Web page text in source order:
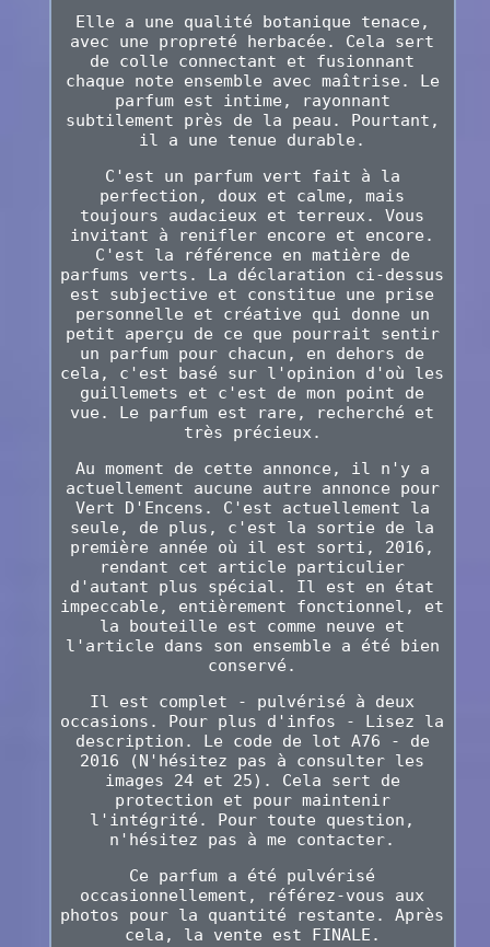
Elle a une qualité botanique tenace,
avec une propreté herbacée. Cela sert
de colle connectant et fusionnant
chaque note ensemble avec maîtrise. Le
parfum est intime, rayonnant
subtilement près de la peau. Pourtant,
il a une tenue durable.
C'est un parfum vert fait à la
perfection, doux et calme, mais
toujours audacieux et terreux. Vous
invitant à renifler encore et encore.
C'est la référence en matière de
parfums verts. La déclaration ci-dessus
est subjective et constitue une prise
personnelle et créative qui donne un
petit aperçu de ce que pourrait sentir
un parfum pour chacun, en dehors de
cela, c'est basé sur l'opinion d'où les
guillemets et c'est de mon point de
vue. Le parfum est rare, recherché et
très précieux.
Au moment de cette annonce, il n'y a
actuellement aucune autre annonce pour
Vert D'Encens. C'est actuellement la
seule, de plus, c'est la sortie de la
première année où il est sorti, 2016,
rendant cet article particulier
d'autant plus spécial. Il est en état
impeccable, entièrement fonctionnel, et
la bouteille est comme neuve et
l'article dans son ensemble a été bien
conservé.
Il est complet - pulvérisé à deux
occasions. Pour plus d'infos - Lisez la
description. Le code de lot A76 - de
2016 (N'hésitez pas à consulter les
images 24 et 25). Cela sert de
protection et pour maintenir
l'intégrité. Pour toute question,
n'hésitez pas à me contacter.
Ce parfum a été pulvérisé
occasionnellement, référez-vous aux
photos pour la quantité restante. Après
cela, la vente est FINALE.